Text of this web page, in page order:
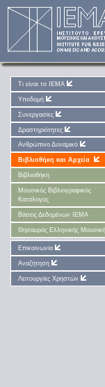
Τι είναι το ΙΕΜΑ
Υποδομή
Συνεργασίες
Δραστηριότητες
Ανθρώπινο Δυναμικό
Βιβλιοθήκη και Αρχεία
Βιβλιοθήκη
Μουσικός Βιβλιογραφικός
Κατάλογος
Βάσεις Δεδομένων ΙΕΜΑ
Θησαυρός Ελληνικής
Επικοινωνία
Αναζήτηση
Λειτουργίες Χρηστών